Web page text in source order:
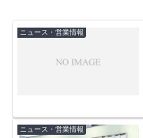
ニュース・営業情報
ニュース・営業情報